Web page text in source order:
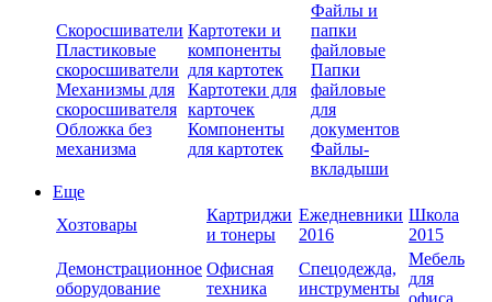
Скоросшиватели
Пластиковые
скоросшиватели
Механизмы для
скоросшивателя
Обложка без
механизма
Картотеки и
компоненты
для картотек
Картотеки для
карточек
Компоненты
для картотек
Файлы и
папки
файловые
Папки
файловые
для
документов
Файлы-
вкладыши
Еще
Хозтовары
Картриджи
и тонеры
Ежедневники
2016
Школа
2015
Демонстрационное
оборудование
Офисная
техника
Спецодежда,
инструменты
Мебель
для
офиса